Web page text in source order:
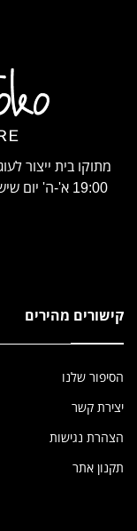
קישורים מהירים
הסיפור שלנו
יצירת קשר
הצהרת נגישות
תקנון אתר